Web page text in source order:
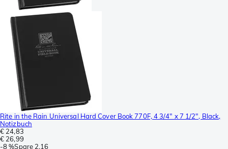
Rite in the Rain Universal Hard Cover Book 770F, 4 3/4" x 7 1/2", Black,
Notizbuch
€ 24,83
€ 26,99
-8 %Spare 2,16